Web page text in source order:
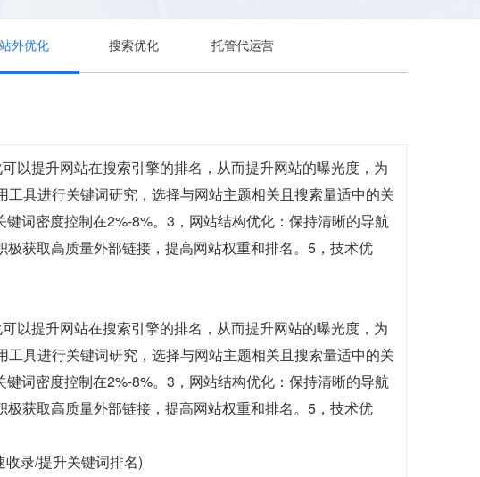
站外优化 搜索优化 托管代运营
以提升网站在搜索引擎的排名，从而提升网站的曝光度，为
具进行关键词研究，选择与网站主题相关且搜索量适中的关
词密度控制在2%-8%。3，网站结构优化：保持清晰的导航
获取高质量外部链接，提高网站权重和排名。5，技术优
以提升网站在搜索引擎的排名，从而提升网站的曝光度，为
具进行关键词研究，选择与网站主题相关且搜索量适中的关
词密度控制在2%-8%。3，网站结构优化：保持清晰的导航
获取高质量外部链接，提高网站权重和排名。5，技术优
录/提升关键词排名)